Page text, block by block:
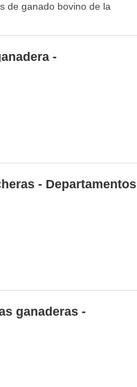
de ganado bovino de la
-
- Departamentos
ganaderas -